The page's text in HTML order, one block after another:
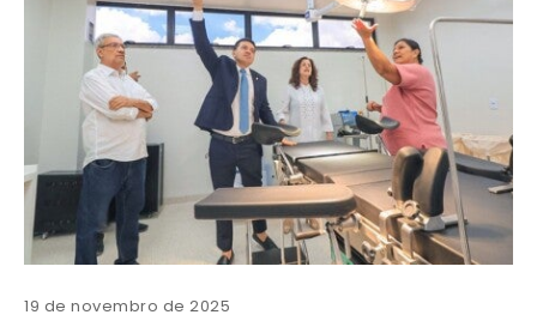
19 de novembro de 2025